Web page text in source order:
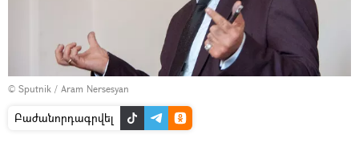
© Sputnik / Aram Nersesyan
Բաժանորդագրվել